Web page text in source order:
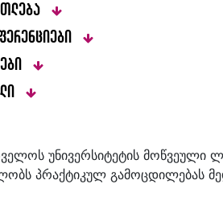
უნივერსიტეტის მოწვეული
პრაქტიკულ გამოცდილებას